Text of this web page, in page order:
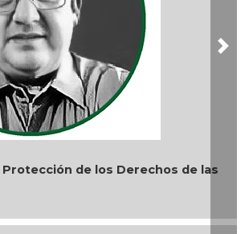
de los Derechos de las